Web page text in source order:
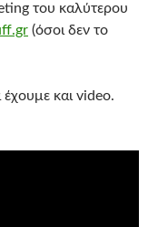
του καλύτερου
(όσοι δεν το
και video.